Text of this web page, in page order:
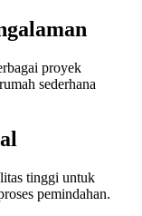
proyek
sederhana
tinggi untuk
pemindahan.